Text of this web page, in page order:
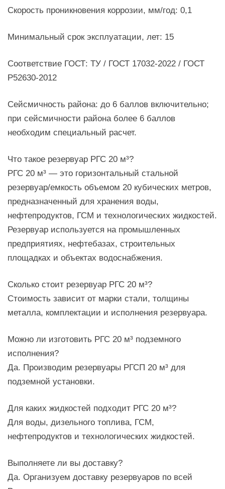
Скорость проникновения коррозии, мм/год: 0,1
Минимальный срок эксплуатации, лет: 15
Соответствие ГОСТ: ТУ / ГОСТ 17032-2022 / ГОСТ
Р52630-2012
Сейсмичность района: до 6 баллов включительно;
при сейсмичности района более 6 баллов
необходим специальный расчет.
Что такое резервуар РГС 20 м³?
РГС 20 м³ — это горизонтальный стальной
резервуар/емкость объемом 20 кубических метров,
предназначенный для хранения воды,
нефтепродуктов, ГСМ и технологических жидкостей.
Резервуар используется на промышленных
предприятиях, нефтебазах, строительных
площадках и объектах водоснабжения.
Сколько стоит резервуар РГС 20 м³?
Стоимость зависит от марки стали, толщины
металла, комплектации и исполнения резервуара.
Можно ли изготовить РГС 20 м³ подземного
исполнения?
Да. Производим резервуары РГСП 20 м³ для
подземной установки.
Для каких жидкостей подходит РГС 20 м³?
Для воды, дизельного топлива, ГСМ,
нефтепродуктов и технологических жидкостей.
Выполняете ли вы доставку?
Да. Организуем доставку резервуаров по всей